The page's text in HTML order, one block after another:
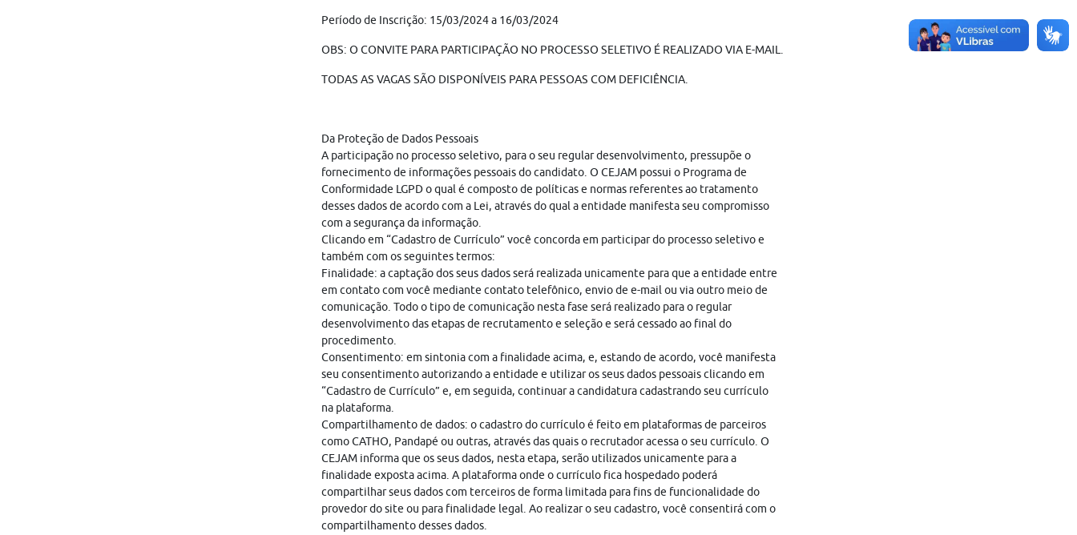
Período de Inscrição: 15/03/2024 a 16/03/2024
OBS: O CONVITE PARA PARTICIPAÇÃO NO PROCESSO SELETIVO É REALIZADO VIA E-MAIL.
TODAS AS VAGAS SÃO DISPONÍVEIS PARA PESSOAS COM DEFICIÊNCIA.
Da Proteção de Dados Pessoais
A participação no processo seletivo, para o seu regular desenvolvimento, pressupõe o
fornecimento de informações pessoais do candidato. O CEJAM possui o Programa de
Conformidade LGPD o qual é composto de políticas e normas referentes ao tratamento
desses dados de acordo com a Lei, através do qual a entidade manifesta seu compromisso
com a segurança da informação.
Clicando em “Cadastro de Currículo” você concorda em participar do processo seletivo e
também com os seguintes termos:
Finalidade: a captação dos seus dados será realizada unicamente para que a entidade entre
em contato com você mediante contato telefônico, envio de e-mail ou via outro meio de
comunicação. Todo o tipo de comunicação nesta fase será realizado para o regular
desenvolvimento das etapas de recrutamento e seleção e será cessado ao final do
procedimento.
Consentimento: em sintonia com a finalidade acima, e, estando de acordo, você manifesta
seu consentimento autorizando a entidade e utilizar os seus dados pessoais clicando em
“Cadastro de Currículo” e, em seguida, continuar a candidatura cadastrando seu currículo
na plataforma.
Compartilhamento de dados: o cadastro do currículo é feito em plataformas de parceiros
como CATHO, Pandapé ou outras, através das quais o recrutador acessa o seu currículo. O
CEJAM informa que os seus dados, nesta etapa, serão utilizados unicamente para a
finalidade exposta acima. A plataforma onde o currículo fica hospedado poderá
compartilhar seus dados com terceiros de forma limitada para fins de funcionalidade do
provedor do site ou para finalidade legal. Ao realizar o seu cadastro, você consentirá com o
compartilhamento desses dados.